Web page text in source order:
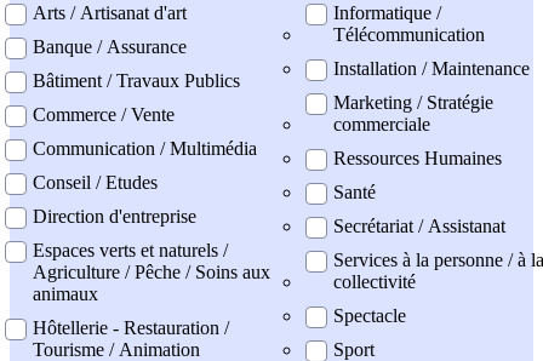
Arts / Artisanat d'art
Banque / Assurance
Bâtiment / Travaux Publics
Commerce / Vente
Communication / Multimédia
Conseil / Etudes
Direction d'entreprise
Espaces verts et naturels /
Agriculture / Pêche / Soins aux
animaux
Hôtellerie - Restauration /
Tourisme / Animation
Informatique /
Télécommunication
Installation / Maintenance
Marketing / Stratégie
commerciale
Ressources Humaines
Santé
Secrétariat / Assistanat
Services à la personne / à la
collectivité
Spectacle
Sport